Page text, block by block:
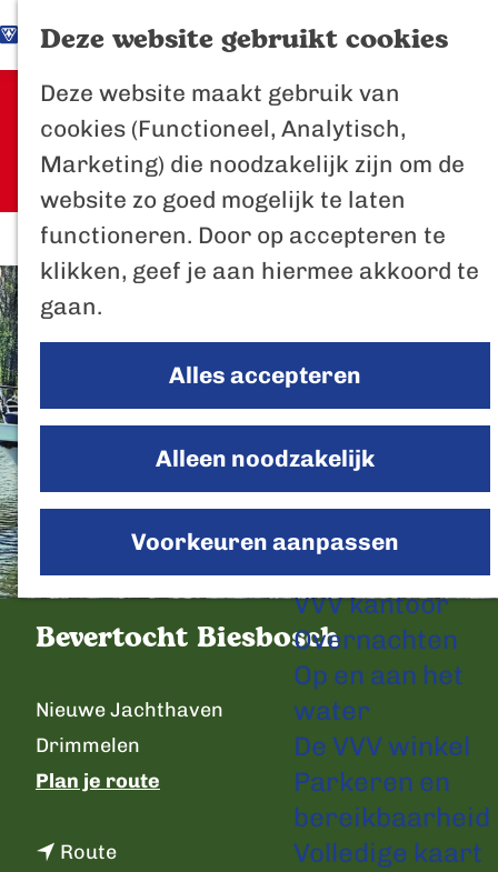
Deze website gebruikt cookies
Deze website maakt gebruik van
cookies (Functioneel, Analytisch,
Marketing) die noodzakelijk zijn om de
website zo goed mogelijk te laten
functioneren. Door op accepteren te
klikken, geef je aan hiermee akkoord te
gaan.
Alles accepteren
Alleen noodzakelijk
Voorkeuren aanpassen
d
e
h
o
m
e
p
a
g
e
K
a
r
t
Z
e
k
e
n
e
n
u
Het Biesbosch
Poort naar de
Biesbosch
Bertus de
In de regio
Het
De Efteling
Breda
Oosterhout
Plan je bezoek
VVV kantoor
Overnachten
Op en aan het
water
De VVV winkel
Parkeren en
bereikbaarheid
Volledige kaart
Sorry, deze activiteit is niet meer
beschikbaar. Bekijk hetactuele
aanbodvoor de beschikbare opties.
Bevertocht Biesbosch
C
o
n
a
Nieuwe Jachthaven
Drimmelen
Plan je route
Routen